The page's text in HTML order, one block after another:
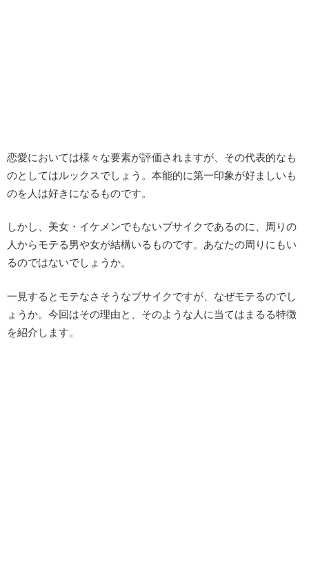
恋愛においては様々な要素が評価されますが、その代表的なも
のとしてはルックスでしょう。本能的に第一印象が好ましいも
のを人は好きになるものです。
しかし、美女・イケメンでもないブサイクであるのに、周りの
人からモテる男や女が結構いるものです。あなたの周りにもい
るのではないでしょうか。
一見するとモテなさそうなブサイクですが、なぜモテるのでし
ょうか。今回はその理由と、そのような人に当てはまるる特徴
を紹介します。